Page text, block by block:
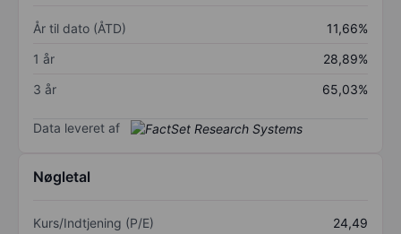
År til dato (ÅTD)
11,66%
1 år
28,89%
3 år
65,03%
Data leveret af
Nøgletal
Kurs/Indtjening (P/E)
24,49